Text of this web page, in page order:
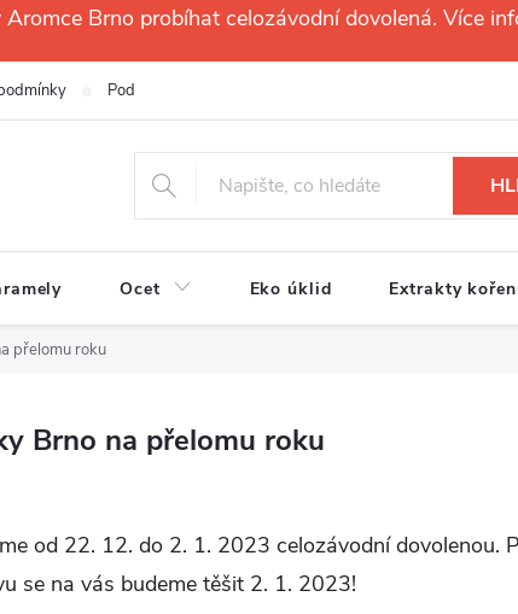
Brno probíhat celozávodní dovolená. Více
Podmínky ochrany osobních údajů
Ocet Eko úklid Extrakty
přelomu roku
Brno na přelomu roku
od 22. 12. do 2. 1. 2023 celozávodní dovolenou.
se na vás budeme těšit 2. 1. 2023!